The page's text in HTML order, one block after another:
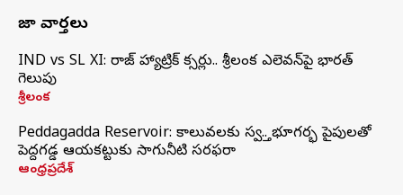
తాజా వార్తలు
IND vs SL XI: సిరాజ్‌ హ్యాట్రిక్‌ సిక్సర్లు.. శ్రీలంక ఎలెవన్‌పై భారత్‌
గెలుపు
శ్రీలంక
Peddagadda Reservoir: కాలువలకు స్వస్తి.. భూగర్భ పైపులతో
పెద్దగడ్డ ఆయకట్టుకు సాగునీటి సరఫరా
ఆంధ్రప్రదేశ్